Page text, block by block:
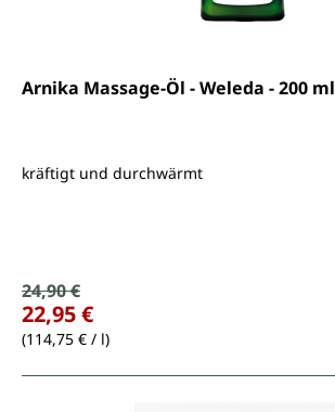
Arnika Massage-Öl - Weleda - 200 ml
kräftigt und durchwärmt
Verkaufspreis:
Regulärer Preis:
24,90 €
22,95 €
(114,75 € / l)